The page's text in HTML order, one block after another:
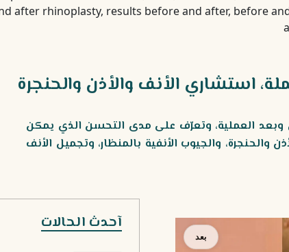
استشاري الأنف والأذن والحنجرة
وبعد العملية، وتعرّف على مدى التحسن الذي يمكن
والجيوب الأنفية بالمنظار، وتجميل الأنف
آحدث الحالات